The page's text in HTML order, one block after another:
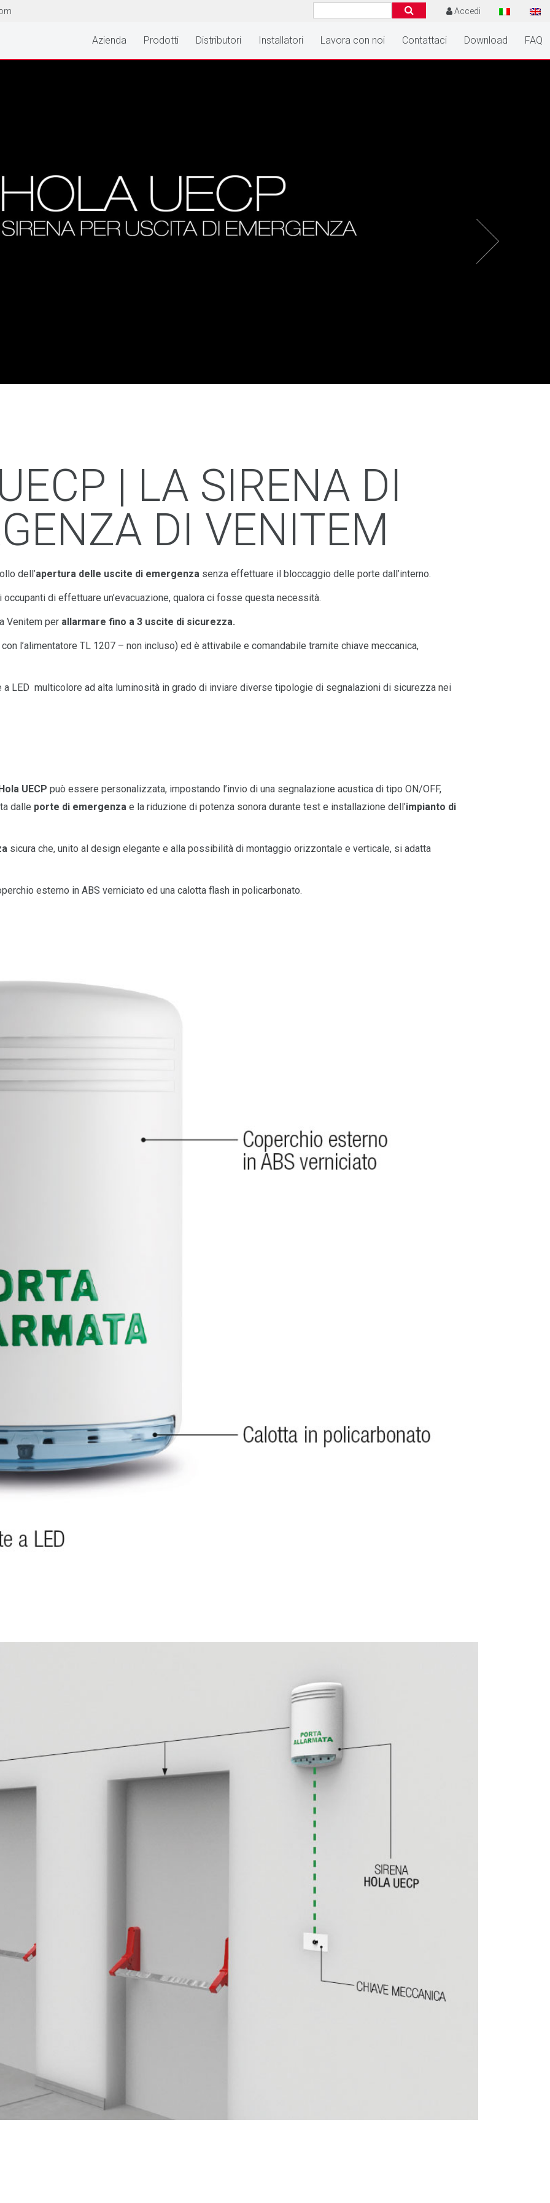
Accedi
Azienda Prodotti Distributori Installatori Lavora con noi Contattaci Download FAQ
| LA SIRENA DI
DI VENITEM
dell’apertura delle uscite di emergenza senza effettuare il bloccaggio delle porte dall’interno.
di effettuare un’evacuazione, qualora ci fosse questa necessità.
Venitem per allarmare fino a 3 uscite di sicurezza.
l’alimentatore TL 1207 – non incluso) ed è attivabile e comandabile tramite chiave meccanica,
a LED multicolore ad alta luminosità in grado di inviare diverse tipologie di segnalazioni di sicurezza nei
UECP può essere personalizzata, impostando l’invio di una segnalazione acustica di tipo ON/OFF,
dalle porte di emergenza e la riduzione di potenza sonora durante test e installazione dell’impianto di
sicura che, unito al design elegante e alla possibilità di montaggio orizzontale e verticale, si adatta
esterno in ABS verniciato ed una calotta flash in policarbonato.